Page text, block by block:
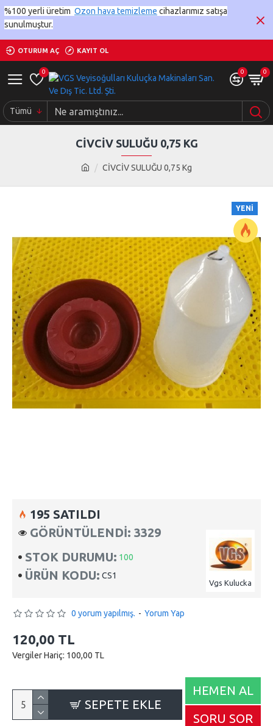
%100 yerli üretim Ozon hava temizleme cihazlarımız satışa
sunulmuştur.
OTURUM AÇ KAYIT OL
0 0 0
Tümü
CİVCİV SULUĞU 0,75 Kg
CİVCİV SULUĞU 0,75 KG
YENI
STOK DURUMU: 100
ÜRÜN KODU: CS1
Vgs Kulucka
195 SATILDI
GÖRÜNTÜLENDI: 3329
0 yorum yapılmış. - Yorum Yap
120,00 TL
Vergiler Hariç: 100,00 TL
SEPETE EKLE
HEMEN AL
SORU SOR